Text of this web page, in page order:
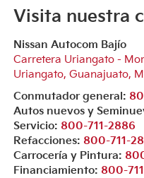
Visita nuestra
Nissan Autocom Bajío
Carretera Uriangato -
Uriangato, Guanajuato,
Conmutador general:
Autos nuevos y
Servicio: 800-711-2886
Refacciones: 800-711-
Carrocería y Pintura:
Financiamiento: 800-